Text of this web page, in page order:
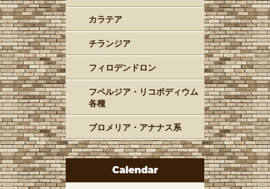
カラテア
チランジア
フィロデンドロン
フペルジア・リコポディウム
各種
ブロメリア・アナナス系
Calendar